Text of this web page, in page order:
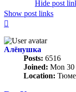
Hide post
Show post links
Алёнушка
Posts: 6516
Joined: Mon 30
Location: